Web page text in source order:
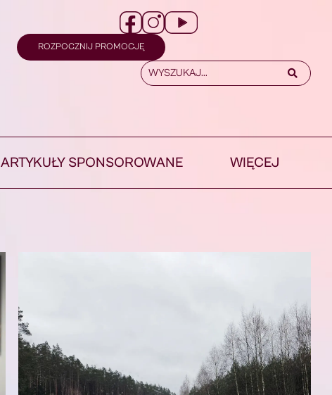
ROZPOCZNIJ PROMOCJĘ
ARTYKUŁY SPONSOROWANE WIĘCEJ